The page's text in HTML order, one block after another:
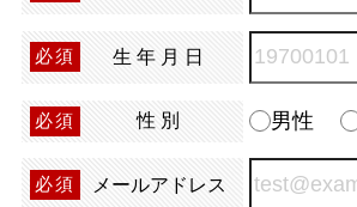
必須 生年月日
必須 性別 男性
必須 メールアドレス